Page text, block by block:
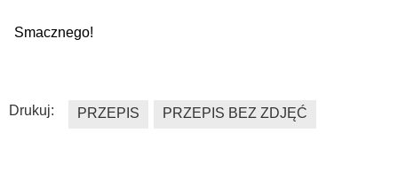
Smacznego!
Drukuj: PRZEPIS PRZEPIS BEZ ZDJĘĆ